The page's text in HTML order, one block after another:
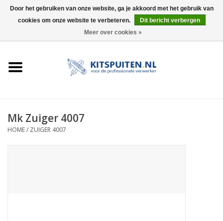
0 Artikelen - €0,00
ELEKTRISCH
Mk Zuiger 4007
HOME/ ZUIGER 4007
Door het gebruiken van onze website, ga je akkoord met het gebruik van
cookies om onze website te verbeteren.
Dit bericht verbergen
Meer over cookies »